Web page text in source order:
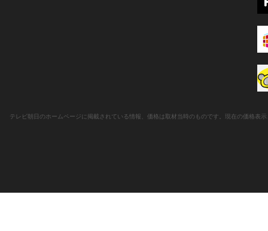
テレビ朝日のホームページに掲載されている情報、価格は取材当時のものです。現在の価格表